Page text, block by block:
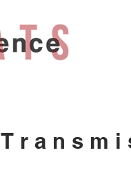
T r a n s m i